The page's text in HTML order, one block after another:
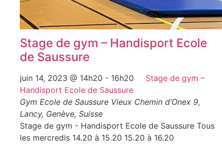
Stage de gym – Handisport Ecole
de Saussure
juin 14, 2023 @ 14h20 - 16h20
Stage de gym –
Handisport Ecole de Saussure
Gym Ecole de Saussure Vieux Chemin d’Onex 9,
Lancy, Genève, Suisse
Stage de gym - Handisport Ecole de Saussure Tous
les mercredis 14.20 à 15.20 15.20 à 16.20